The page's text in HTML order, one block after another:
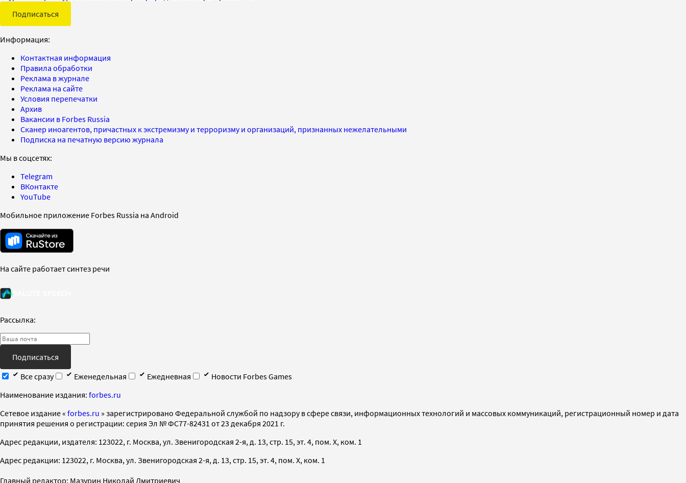
Подписаться
Информация:
Контактная информация
Правила обработки
Реклама в журнале
Реклама на сайте
Условия перепечатки
Архив
Вакансии в Forbes Russia
Сканер иноагентов, причастных к экстремизму и терроризму и организаций, признанных нежелательными
Подписка на печатную версию журнала
Мы в соцсетях:
Telegram
ВКонтакте
YouTube
Мобильное приложение Forbes Russia на Android
На сайте работает синтез речи
Рассылка:
Подписаться
Все сразу
Еженедельная Ежедневная
Новости Forbes Games
Наименование издания: forbes.ru
Cетевое издание « forbes.ru » зарегистрировано Федеральной службой по надзору в сфере связи, информационных технологий и массовых коммуникаций, регистрационный номер и дата
принятия решения о регистрации: серия Эл № ФС77-82431 от 23 декабря 2021 г.
Адрес редакции, издателя: 123022, г. Москва, ул. Звенигородская 2-я, д. 13, стр. 15, эт. 4, пом. X, ком. 1
Адрес редакции: 123022, г. Москва, ул. Звенигородская 2-я, д. 13, стр. 15, эт. 4, пом. X, ком. 1
Главный редактор: Мазурин Николай Дмитриевич